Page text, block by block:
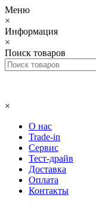
Меню
×
Информация
×
Поиск товаров
×
О нас
Trade-in
Сервис
Тест-драйв
Доставка
Оплата
Контакты